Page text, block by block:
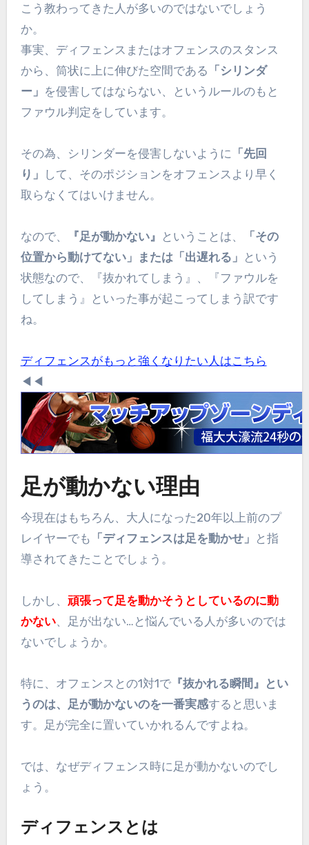
こう教わってきた人が多いのではないでしょう
か。
事実、ディフェンスまたはオフェンスのスタンス
から、筒状に上に伸びた空間である 「シリンダ
ー」 を侵害してはならない、というルールのもと
ファウル判定をしています。
その為、シリンダーを侵害しないように 「先回
り」 して、そのポジションをオフェンスより早く
取らなくてはいけません。
なので、 『足が動かない』 ということは、
「その
位置から動けてない」または「出遅れる」 という
状態なので、『抜かれてしまう』、『ファウルを
してしまう』といった事が起こってしまう訳です
ね。
ディフェンスがもっと強くなりたい人はこちら
◀︎◀︎
足が動かない理由
今現在はもちろん、大人になった20年以上前のプ
レイヤーでも 「ディフェンスは足を動かせ」 と指
導されてきたことでしょう。
しかし、 頑張って足を動かそうとしているのに動
かない、足が出ない…と悩んでいる人が多いのでは
ないでしょうか。
特に、オフェンスとの1対1で『抜かれる瞬間』とい
うのは、足が動かないのを一番実感すると思いま
す。足が完全に置いていかれるんですよね。
では、なぜディフェンス時に足が動かないのでし
ょう。
ディフェンスとは